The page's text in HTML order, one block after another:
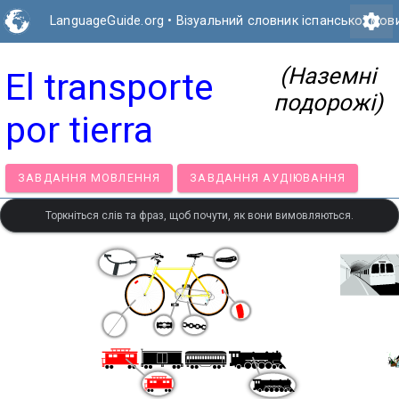
LanguageGuide.org • Візуальний словник іспанськоїsettings
El transporte
por tierra
(Наземні
подорожі)
ЗАВДАННЯ МОВЛЕННЯ ЗАВДАННЯ АУДІЮВАННЯ
Торкніться слів та фраз, щоб почути, як вони вимовляються.